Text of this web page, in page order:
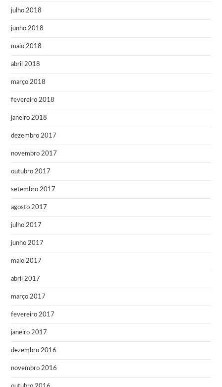
julho 2018
junho 2018
maio 2018
abril 2018
março 2018
fevereiro 2018
janeiro 2018
dezembro 2017
novembro 2017
outubro 2017
setembro 2017
agosto 2017
julho 2017
junho 2017
maio 2017
abril 2017
março 2017
fevereiro 2017
janeiro 2017
dezembro 2016
novembro 2016